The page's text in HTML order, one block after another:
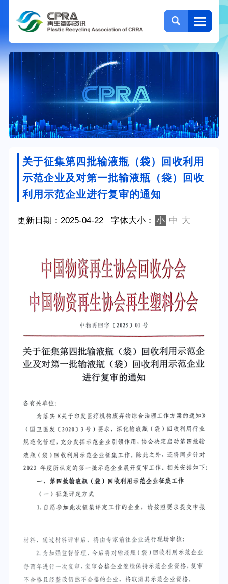
关于征集第四批输液瓶（袋）回收利用
示范企业及对第一批输液瓶（袋）回收
利用示范企业进行复审的通知
更新日期：2025-04-22 字体大小： 小 中 大